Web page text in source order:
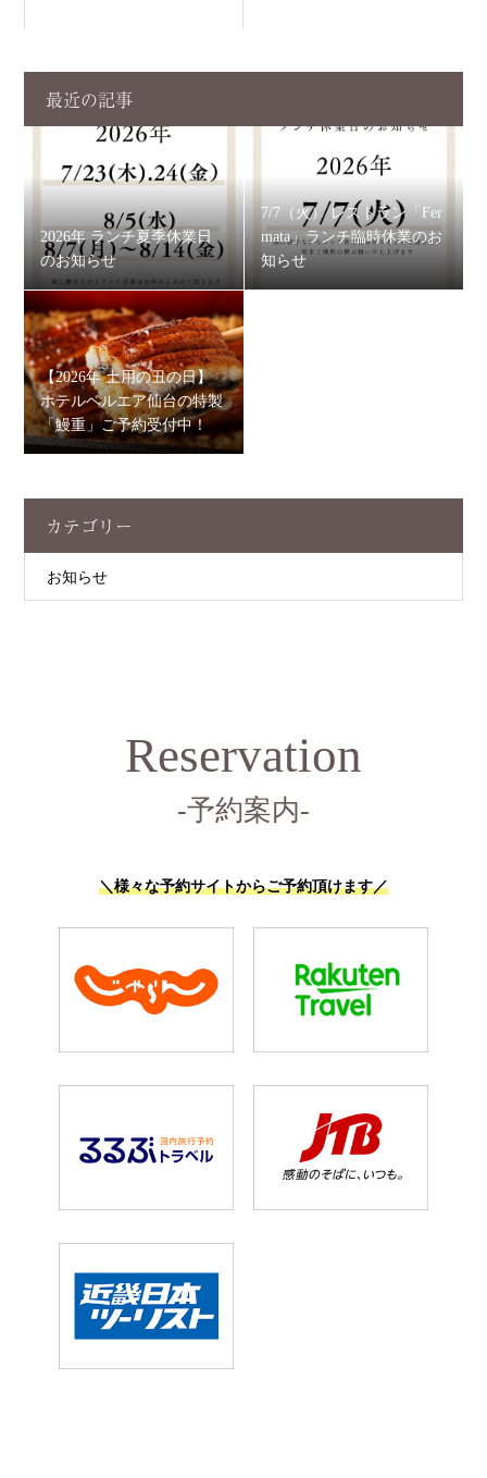
最近の記事
2026年 ランチ夏季休業日
のお知らせ
7/7（火） レストラン「Fer
mata」ランチ臨時休業のお
知らせ
【2026年 土用の丑の日】
ホテルベルエア仙台の特製
「鰻重」ご予約受付中！
カテゴリー
お知らせ
Reservation
-予約案内-
＼様々な予約サイトからご予約頂けます／